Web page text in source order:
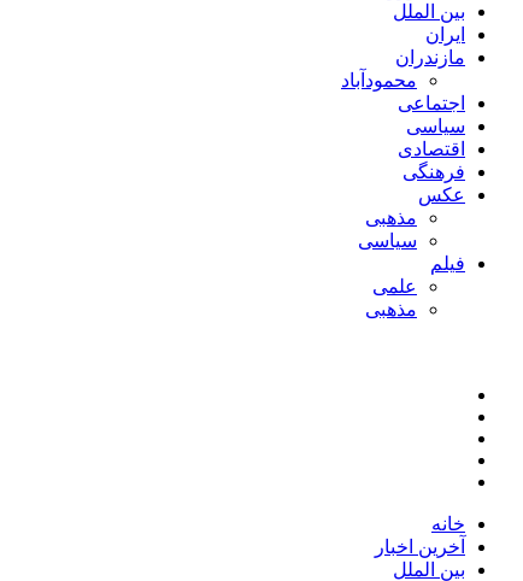
بین الملل
ایران
مازندران
محمودآباد
اجتماعی
سیاسی
اقتصادی
فرهنگی
عکس
مذهبی
سیاسی
فیلم
علمی
مذهبی
خانه
آخرین اخبار
بین الملل